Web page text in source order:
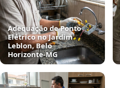
Adequação de Ponto
Elétrico no Jardim
Leblon, Belo
Horizonte‑MG